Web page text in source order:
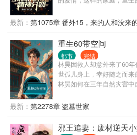
时刻刻要求自己成熟稳重，
十年，他只想活得肆意潇
憋屈，只要自己舒畅就行了
氓，介意者可以跳过12,13
最新： 第1075章 番外15，来的人和没来
重生60带空间
都市 完结
林昊因救人却意外来了60
世孤儿身上，幸好随之而
林昊如何在三年自然灾害
打猎，自由享受生活。
最新： 第2278章 盗墓世家
邪王追妻：废材逆天